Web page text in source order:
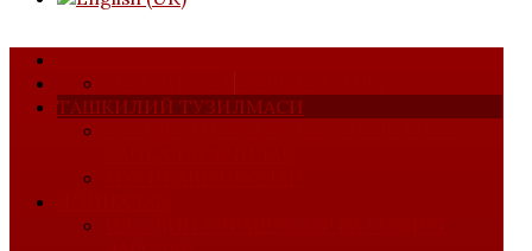
ТАШКИЛИЙ ТУЗИЛМАСИ